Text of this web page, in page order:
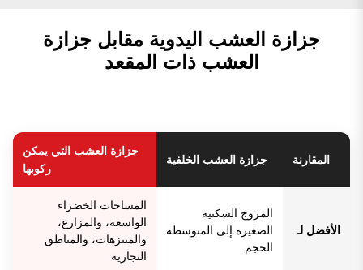
جزازة العشب اليدوية مقابل جزازة
العشب ذات المقعد
المقارنة جزازة العشب الخلفية
جزازة العشب التي يمكن
ركوبها
الأفضل لـ
المروج السكنية
الصغيرة إلى المتوسطة
الحجم
المساحات الخضراء
الواسعة، والمزارع،
والمتنزهات، والمناطق
التجارية